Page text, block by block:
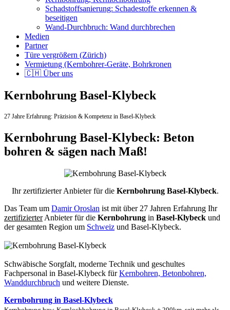
Schadstoffsanierung: Schadestoffe erkennen &
beseitigen
Wand-Durchbruch: Wand durchbrechen
Medien
Partner
Türe vergrößern (Zürich)
Vermietung (Kernbohrer-Geräte, Bohrkronen
🇨🇭 Über uns
Kernbohrung Basel-Klybeck
27 Jahre Erfahrung: Präzision & Kompetenz in Basel-Klybeck
Kernbohrung Basel-Klybeck: Beton
bohren & sägen nach Maß!
Ihr zertifizierter Anbieter für die Kernbohrung Basel-Klybeck.
Das Team um Damir Oroslan ist mit über 27 Jahren Erfahrung Ihr
zertifizierterAnbieter für die Kernbohrung in Basel-Klybeck und
der gesamten Region um Schweiz und Basel-Klybeck.
Schwäbische Sorgfalt, moderne Technik und geschultes
Fachpersonal in Basel-Klybeck fürKernbohren, Betonbohren,
Wanddurchbruch und weitere Dienste.
Kernbohrung in Basel-Klybeck